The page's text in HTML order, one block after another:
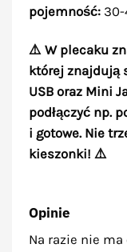
pojemność:30-
⚠️ W plecaku
której znajdują
USB oraz Mini
podłączyć np.
i gotowe. Nie
kieszonki! ⚠️
Opinie
Na razie nie